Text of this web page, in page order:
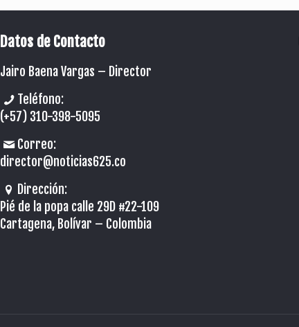
Datos de Contacto
Jairo Baena Vargas – Director
Teléfono:
(+57) 310-398-5095
Correo:
director@noticias625.co
Dirección:
Pié de la popa calle 29D #22-109
Cartagena, Bolívar – Colombia